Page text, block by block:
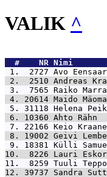
VALIK ^
  #    NR
Nimi
1.  2727 Avo
2.  2510 Andreas
3.  7565 Raiko
4. 20614 Maido
5. 31118 Helena
6. 10360 Ahto
7. 22166 Keio
8. 19002 Geivi
9. 18381 Külli
10.  8226 Lauri
11.  8259 Tuuli
12. 39737 Sandra